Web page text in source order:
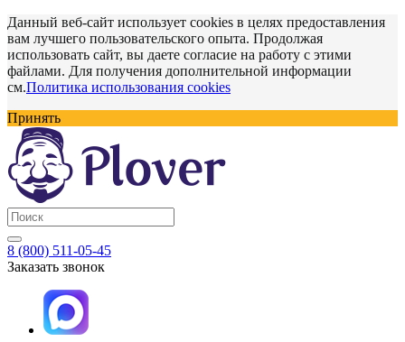
Данный веб-сайт использует cookies в целях предоставления
вам лучшего пользовательского опыта. Продолжая
использовать сайт, вы даете согласие на работу с этими
файлами. Для получения дополнительной информации
см.Политика использования cookies
Принять
8 (800) 511-05-45
Заказать звонок